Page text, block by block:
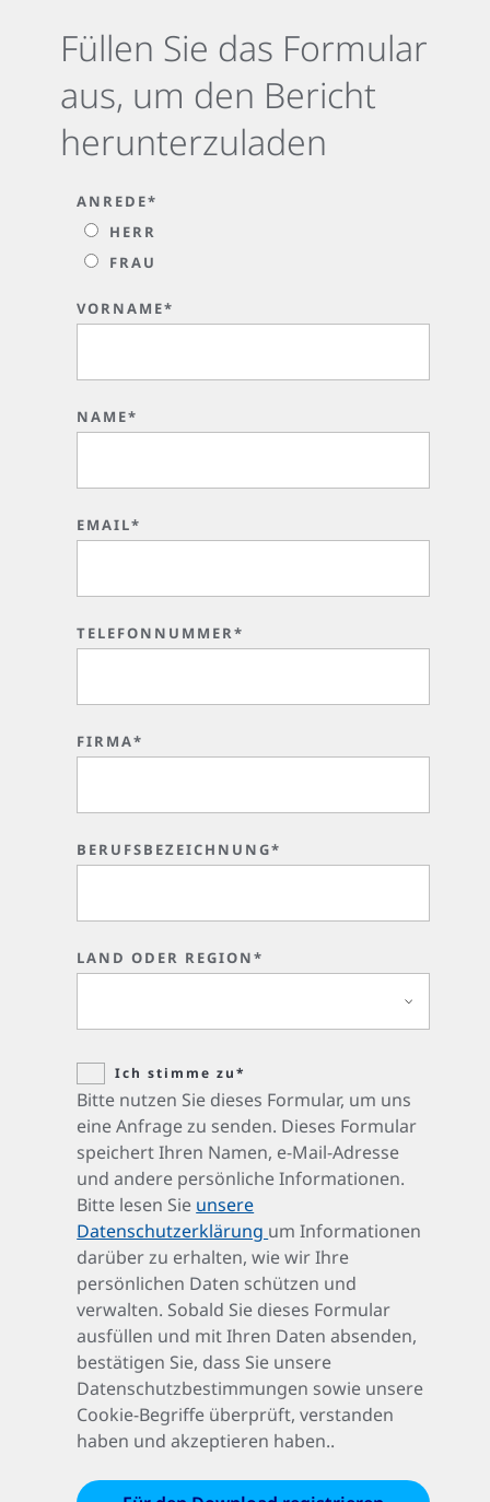
Füllen Sie das Formular
aus, um den Bericht
herunterzuladen
ANREDE*
HERR
FRAU
VORNAME*
NAME*
EMAIL*
TELEFONNUMMER*
FIRMA*
BERUFSBEZEICHNUNG*
LAND ODER REGION*
Ich stimme zu*
Bitte nutzen Sie dieses Formular, um uns
eine Anfrage zu senden. Dieses Formular
speichert Ihren Namen, e-Mail-Adresse
und andere persönliche Informationen.
Bitte lesen Sie unsere
Datenschutzerklärung um Informationen
darüber zu erhalten, wie wir Ihre
persönlichen Daten schützen und
verwalten. Sobald Sie dieses Formular
ausfüllen und mit Ihren Daten absenden,
bestätigen Sie, dass Sie unsere
Datenschutzbestimmungen sowie unsere
Cookie-Begriffe überprüft, verstanden
haben und akzeptieren haben..